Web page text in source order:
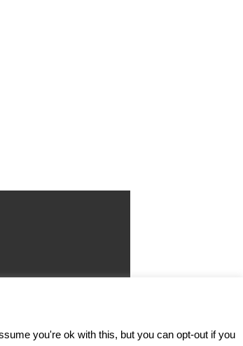
you're ok with this, but you can opt-out if you